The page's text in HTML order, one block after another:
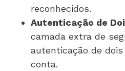
reconhecidos.
Autenticação de
camada extra de
autenticação de
conta.